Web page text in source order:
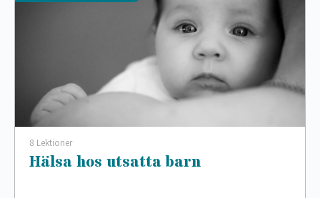
8 Lektioner
Hälsa hos utsatta barn